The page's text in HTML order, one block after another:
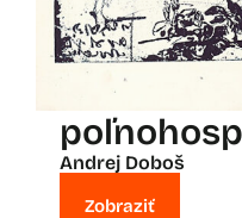
Andrej Doboš
Zobraziť